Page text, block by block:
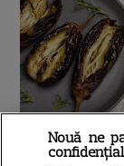
Nouă ne